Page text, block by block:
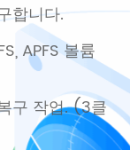
합니다.
APFS 볼륨
구 작업. (3클